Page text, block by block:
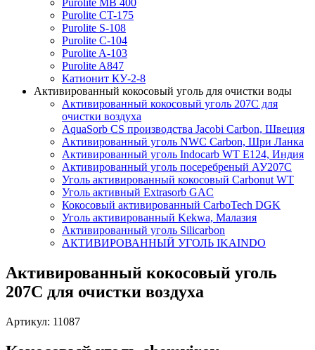
Purolite MB 400
Purolite CT-175
Purolite S-108
Purolite C-104
Purolite A-103
Purolite A847
Катионит КУ-2-8
Активированный кокосовый уголь для очистки воды
Активированный кокосовый уголь 207C для
очистки воздуха
AquaSorb CS производства Jacobi Carbon, Швеция
Активированный уголь NWC Carbon, Шри Ланка
Активированный уголь Indocarb WT E124, Индия
Активированный уголь посеребреный АУ207С
Уголь активированный кокосовый Carbonut WT
Уголь активный Extrasorb GAС
Кокосовый активированный CarboTech DGK
Уголь активированный Kekwa, Малазия
Активированный уголь Silicarbon
АКТИВИРОВАННЫЙ УГОЛЬ IKAINDO
Активированный кокосовый уголь
207C для очистки воздуха
Артикул: 11087